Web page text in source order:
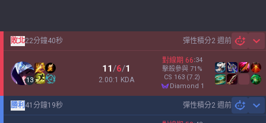
彈性積分2 週前
敗北22分鐘40秒
13
11/6/1
2.00:1 KDA
對線期 66:34
擊殺參與 71 %
CS 163 (7.2)
diamond 1
彈性積分2 週前
勝利 41分鐘19秒